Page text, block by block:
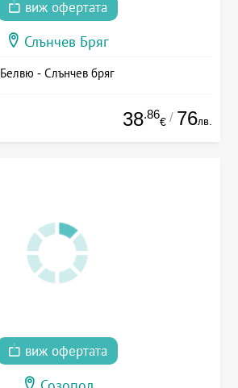
виж офертата
Слънчев Бряг
Белвю - Слънчев бряг
38.86
€ / 76лв.
виж офертата